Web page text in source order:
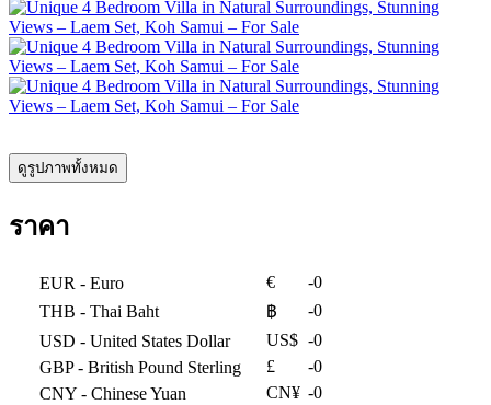
ดูรูปภาพทั้งหมด
ราคา
EUR - Euro €
-0
THB - Thai Baht ฿
-0
USD - United States Dollar US$ -0
GBP- British Pound Sterling £
-0
CNY - Chinese Yuan CN¥ -0